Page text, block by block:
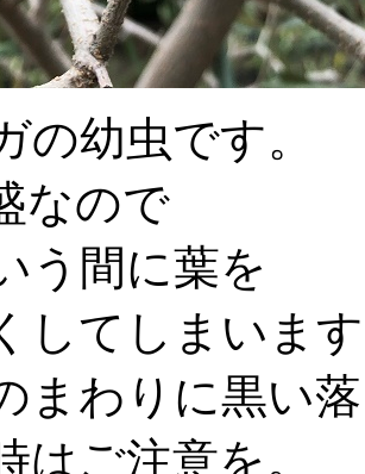
の幼虫です。
なので
う間に葉を
してしまいま
まわりに黒い
はご注意を。